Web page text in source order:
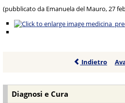
(pubblicato da Emanuela del Mauro, 27
Indietro
Diagnosi e Cura